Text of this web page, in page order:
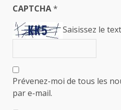
CAPTCHA*
Saisissez le
Prévenez-moi de tous les
par e-mail.